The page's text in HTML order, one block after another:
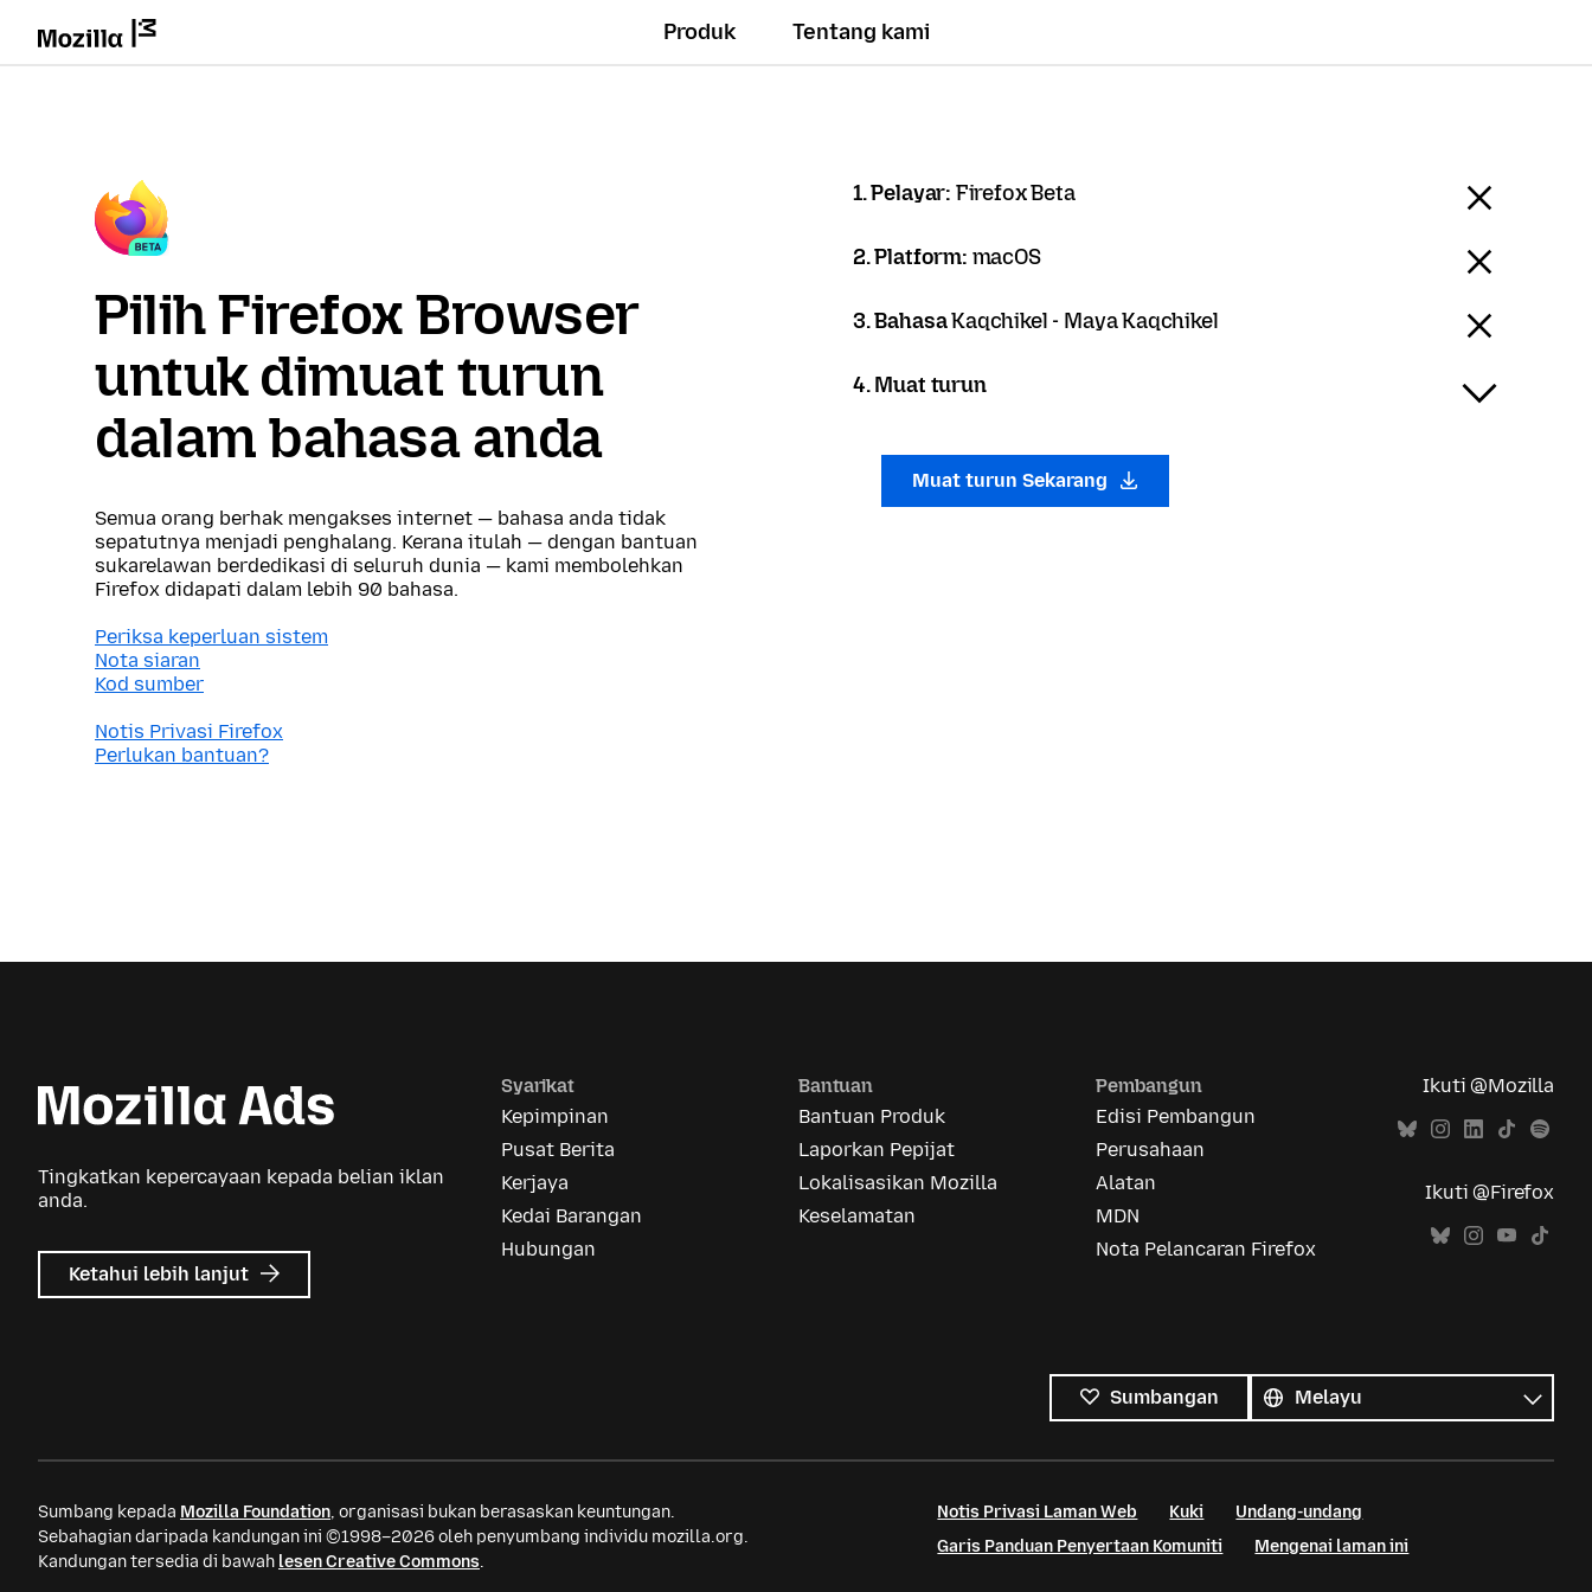
Produk Tentang kami
Pilih Firefox Browser
untuk dimuat turun
dalam bahasa anda
Semua orang berhak mengakses internet — bahasa anda tidak
sepatutnya menjadi penghalang. Kerana itulah — dengan bantuan
sukarelawan berdedikasi di seluruh dunia — kami membolehkan
Firefox didapati dalam lebih 90 bahasa.
Periksa keperluan sistem
Nota siaran
Kod sumber
Notis Privasi Firefox
Perlukan bantuan?
1. Pelayar: Firefox Beta
2. Platform: macOS
3. BahasaKaqchikel - Maya Kaqchikel
4. Muat turun
Muat turun Sekarang
Tingkatkan kepercayaan kepada belian iklan
anda.
Ketahui lebih lanjut tentang
Iklan
Syarikat
Kepimpinan
Pusat Berita
Kerjaya
Kedai Barangan
Hubungan
Bantuan
Bantuan Produk
Laporkan Pepijat
Lokalisasikan Mozilla
Keselamatan
Pembangun
Edisi Pembangun
Perusahaan
Alatan
MDN
Nota Pelancaran Firefox
Ikuti @Mozilla
Ikuti @Firefox
Sumbangan
bahasa
Bahasa
Sumbang kepada Mozilla Foundation, organisasi bukan berasaskan keuntungan.
Sebahagian daripada kandungan ini ©1998–2026 oleh penyumbang individu mozilla.org.
Kandungan tersedia di bawah lesen Creative Commons.
Notis Privasi Laman Web Kuki
Undang-undang
Garis Panduan Penyertaan Komuniti
Mengenai laman ini